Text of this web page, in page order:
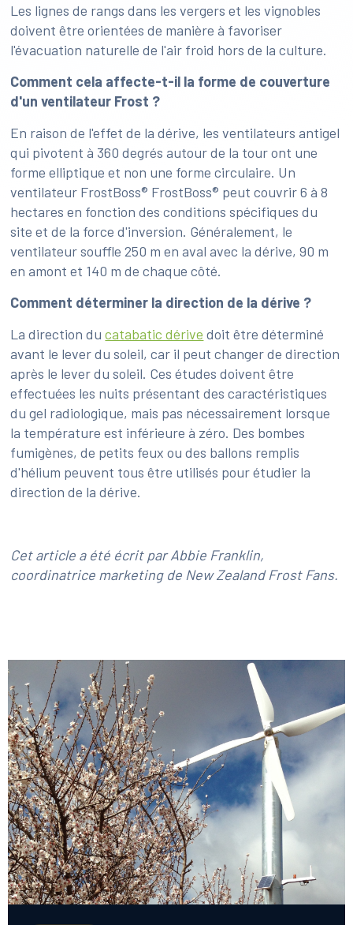
Les lignes de rangs dans les vergers et les vignobles
doivent être orientées de manière à favoriser
l'évacuation naturelle de l'air froid hors de la culture.
Comment cela affecte-t-il la forme de couverture
d'un ventilateur Frost ?
En raison de l'effet de la dérive, les ventilateurs antigel
qui pivotent à 360 degrés autour de la tour ont une
forme elliptique et non une forme circulaire. Un
ventilateur FrostBoss® FrostBoss® peut couvrir 6 à 8
hectares en fonction des conditions spécifiques du
site et de la force d'inversion. Généralement, le
ventilateur souffle 250 m en aval avec la dérive, 90 m
en amont et 140 m de chaque côté.
Comment déterminer la direction de la dérive ?
La direction ducatabatic dérive doit être déterminé
avant le lever du soleil, car il peut changer de direction
après le lever du soleil. Ces études doivent être
effectuées les nuits présentant des caractéristiques
du gel radiologique, mais pas nécessairement lorsque
la température est inférieure à zéro. Des bombes
fumigènes, de petits feux ou des ballons remplis
d'hélium peuvent tous être utilisés pour étudier la
direction de la dérive.
Cet article a été écrit par Abbie Franklin,
coordinatrice marketing de New Zealand Frost Fans.